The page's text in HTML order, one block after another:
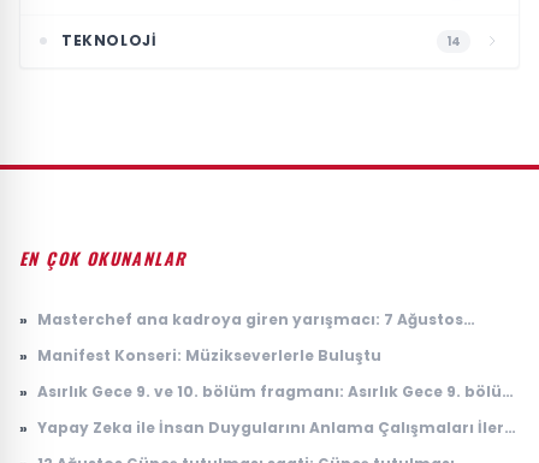
TEKNOLOJI 14
EN ÇOK OKUNANLAR
» Masterchef ana kadroya giren yarışmacı: 7 Ağustos
» Manifest Konseri: Müzikseverlerle Buluştu
» Asırlık Gece 9. ve 10. bölüm fragmanı: Asırlık Gece 9. bölüm
» Yapay Zeka ile İnsan Duygularını Anlama Çalışmaları İleri